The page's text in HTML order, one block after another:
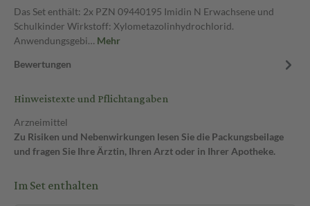
Das Set enthält: 2x PZN 09440195 Imidin N Erwachsene und
Schulkinder Wirkstoff: Xylometazolinhydrochlorid.
Anwendungsgebi… Mehr
Bewertungen
Hinweistexte und Pflichtangaben
Arzneimittel
Zu Risiken und Nebenwirkungen lesen Sie die Packungsbeilage
und fragen Sie Ihre Ärztin, Ihren Arzt oder in Ihrer Apotheke.
Im Set enthalten